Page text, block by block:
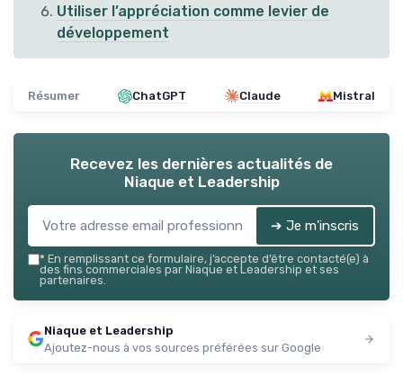
Utiliser l’appréciation comme levier de
développement
Résumer ChatGPT Claude Mistral
Recevez les dernières actualités de
Niaque et Leadership
➔ Je m'inscris
* En remplissant ce formulaire, j’accepte d’être contacté(e) à
des fins commerciales par Niaque et Leadership et ses
partenaires.
Niaque et Leadership
Ajoutez-nous à vos sources préférées sur Google